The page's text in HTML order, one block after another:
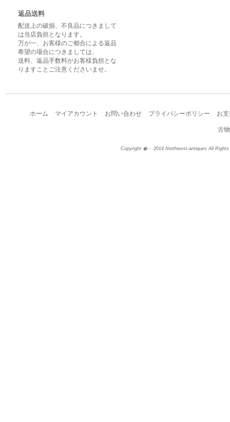
返品送料
配送上の破損、不良品につきまして
は当店負担となります。
万が一、お客様のご都合による返品
希望の場合につきましては、
送料、返品手数料がお客様負担とな
りますことご注意くださいませ。
ホーム マイアカウント お問い合わせ プライバシーポリシー お
古
Copyright �・ 2014 Northwest-antiques All